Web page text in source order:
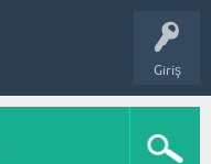
Giriş